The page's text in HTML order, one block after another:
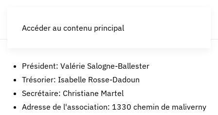
Accéder au contenu principal
Président: Valérie Salogne-Ballester
Trésorier: Isabelle Rosse-Dadoun
Secrétaire: Christiane Martel
Adresse de l'association: 1330 chemin de maliverny